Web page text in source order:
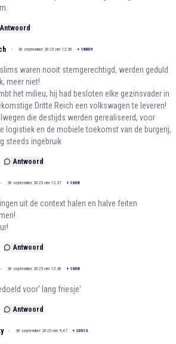
Antwoord
30 september 2025 om 12:30 + 18809
waren nooit stemgerechtigd, werden geduld
meer niet!
het milieu, hij had besloten elke gezinsvader in
Dritte Reich een volkswagen te leveren!
die destijds werden gerealiseerd, voor
logistiek en de mobiele toekomst van de burgerij,
steeds ingebruik
Antwoord
30 september 2025 om 12:37 + 1608
uit de context halen en halve feiten
Antwoord
30 september 2025 om 12:38 + 1608
voor' lang friesje'
Antwoord
30 september 2025 om 9:47 + 20013